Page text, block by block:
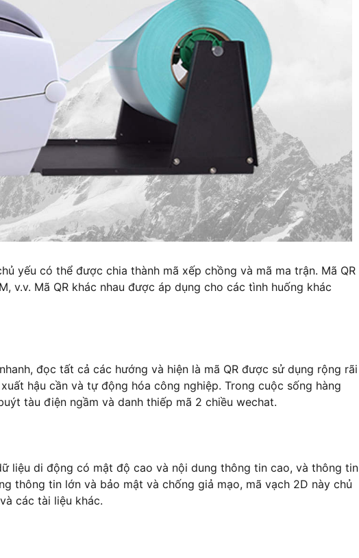
yếu có thể được chia thành mã xếp chồng và mã ma trận. Mã QR
v.v. Mã QR khác nhau được áp dụng cho các tình huống khác
đọc tất cả các hướng và hiện là mã QR được sử dụng rộng rãi
hậu cần và tự động hóa công nghiệp. Trong cuộc sống hàng
tàu điện ngầm và danh thiếp mã 2 chiều wechat.
liệu di động có mật độ cao và nội dung thông tin cao, và thông tin
thông tin lớn và bảo mật và chống giả mạo, mã vạch 2D này chủ
các tài liệu khác.